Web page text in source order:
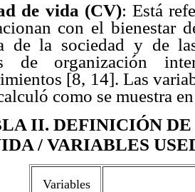
de vida (CV): Está
con el bienestar
de la sociedad y de
de organización
[8, 14]. Las
como se muestra
II. DEFINICIÓN
/ VARIABLES
Variables